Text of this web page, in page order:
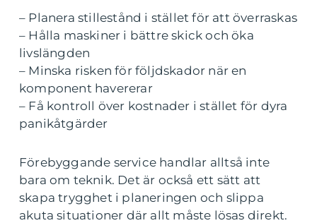
– Planera stillestånd i stället för att överraskas
– Hålla maskiner i bättre skick och öka
livslängden
– Minska risken för följdskador när en
komponent havererar
– Få kontroll över kostnader i stället för dyra
panikåtgärder
Förebyggande service handlar alltså inte
bara om teknik. Det är också ett sätt att
skapa trygghet i planeringen och slippa
akuta situationer där allt måste lösas direkt.